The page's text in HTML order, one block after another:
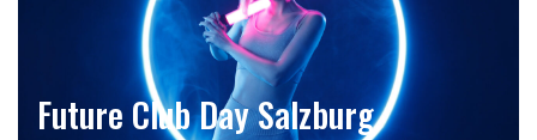
Future Club Day Salzburg